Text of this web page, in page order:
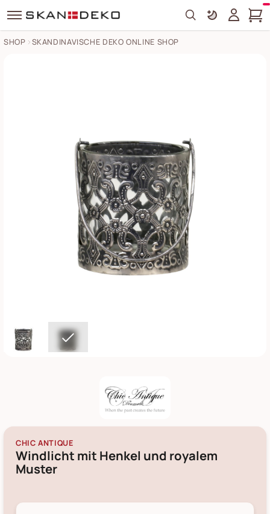
Search
SHOP SKANDINAVISCHE DEKO ONLINE SHOP
CHIC ANTIQUE
Windlicht mit Henkel und royalem
Muster